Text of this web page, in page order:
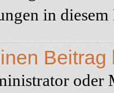
in
oder